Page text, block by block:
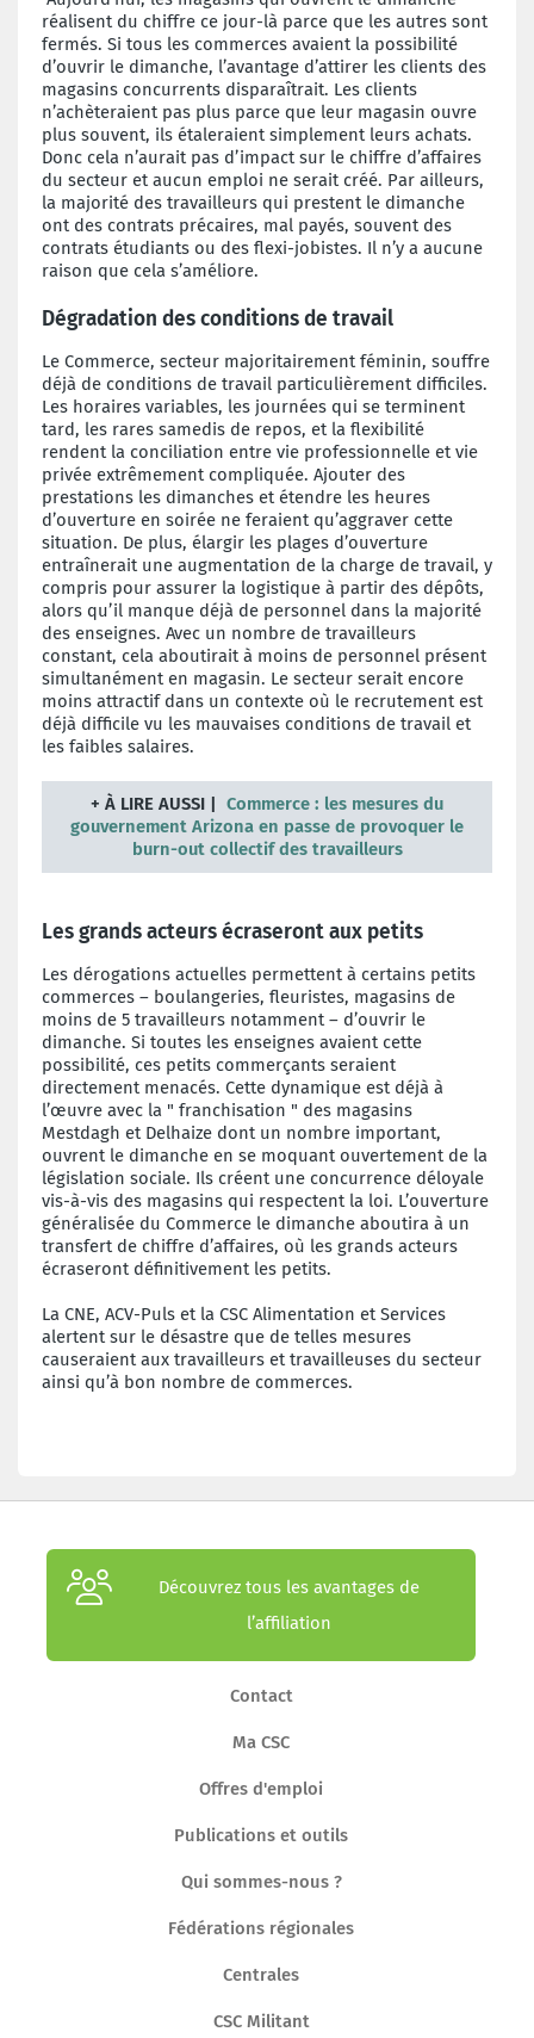
réalisent du chiffre ce jour-là parce que les autres sont
fermés. Si tous les commerces avaient la possibilité
d’ouvrir le dimanche, l’avantage d’attirer les clients des
magasins concurrents disparaîtrait. Les clients
n’achèteraient pas plus parce que leur magasin ouvre
plus souvent, ils étaleraient simplement leurs achats.
Donc cela n’aurait pas d’impact sur le chiffre d’affaires
du secteur et aucun emploi ne serait créé. Par ailleurs,
la majorité des travailleurs qui prestent le dimanche
ont des contrats précaires, mal payés, souvent des
contrats étudiants ou des flexi-jobistes. Il n’y a aucune
raison que cela s’améliore.
Dégradation des conditions de travail
Le Commerce, secteur majoritairement féminin, souffre
déjà de conditions de travail particulièrement difficiles.
Les horaires variables, les journées qui se terminent
tard, les rares samedis de repos, et la flexibilité
rendent la conciliation entre vie professionnelle et vie
privée extrêmement compliquée. Ajouter des
prestations les dimanches et étendre les heures
d’ouverture en soirée ne feraient qu’aggraver cette
situation. De plus, élargir les plages d’ouverture
entraînerait une augmentation de la charge de travail, y
compris pour assurer la logistique à partir des dépôts,
alors qu’il manque déjà de personnel dans la majorité
des enseignes. Avec un nombre de travailleurs
constant, cela aboutirait à moins de personnel présent
simultanément en magasin. Le secteur serait encore
moins attractif dans un contexte où le recrutement est
déjà difficile vu les mauvaises conditions de travail et
les faibles salaires.
+ À LIRE AUSSI | Commerce : les mesures du
gouvernement Arizona en passe de provoquer le
burn-out collectif des travailleurs
Les grands acteurs écraseront aux petits
Les dérogations actuelles permettent à certains petits
commerces – boulangeries, fleuristes, magasins de
moins de 5 travailleurs notamment – d’ouvrir le
dimanche. Si toutes les enseignes avaient cette
possibilité, ces petits commerçants seraient
directement menacés. Cette dynamique est déjà à
l’œuvre avec la " franchisation " des magasins
Mestdagh et Delhaize dont un nombre important,
ouvrent le dimanche en se moquant ouvertement de la
législation sociale. Ils créent une concurrence déloyale
vis-à-vis des magasins qui respectent la loi. L’ouverture
généralisée du Commerce le dimanche aboutira à un
transfert de chiffre d’affaires, où les grands acteurs
écraseront définitivement les petits.
La CNE, ACV-Puls et la CSC Alimentation et Services
alertent sur le désastre que de telles mesures
causeraient aux travailleurs et travailleuses du secteur
ainsi qu’à bon nombre de commerces.
Découvrez tous les avantages de
l’affiliation
Contact
Ma CSC
Offres d'emploi
Publications et outils
Qui sommes-nous ?
Fédérations régionales
Centrales
CSC Militant